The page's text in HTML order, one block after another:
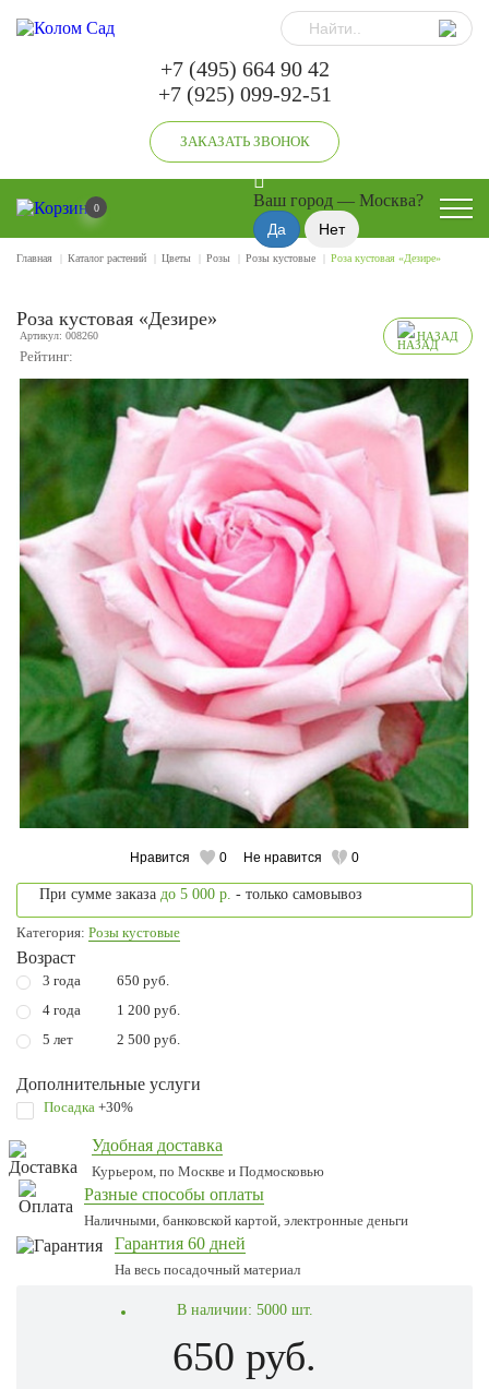
+7 (495) 664 90 42
+7 (925) 099-92-51
ЗАКАЗАТЬ ЗВОНОК
0 Ваш город — Москва?
Главная Каталог растений Цветы Розы Розы кустовые Роза кустовая «Дезире»
Роза кустовая «Дезире»
Артикул: 008260
Рейтинг:
НАЗАД
Нравится 0 Не нравится 0
При сумме заказа до 5 000 р. - только самовывоз
Категория: Розы кустовые
Возраст
3 года
650 руб.
4 года
1 200 руб.
5 лет
2 500 руб.
Дополнительные услуги
Посадка +30%
Удобная доставка
Курьером, по Москве и Подмосковью
Разные способы оплаты
Наличными, банковской картой, электронные деньги
Гарантия 60 дней
На весь посадочный материал
В наличии: 5000 шт.
650 руб.